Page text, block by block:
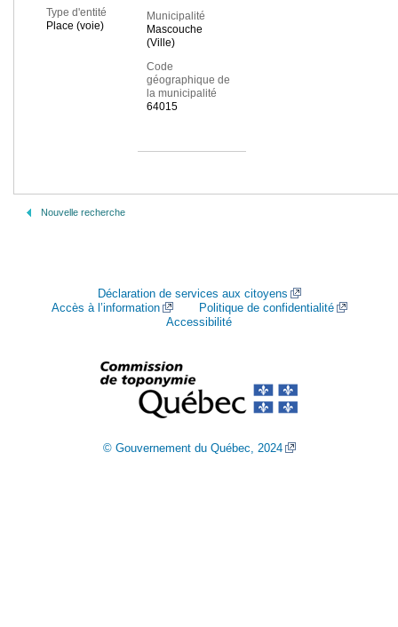
Type d'entité
Place (voie)
Municipalité
Mascouche
(Ville)
Code
géographique de
la municipalité
64015
Nouvelle recherche
Déclaration de services aux citoyens
Accès à l’information
Politique de confidentialité
Accessibilité
© Gouvernement du Québec, 2024